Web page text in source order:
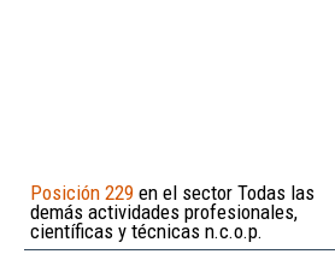
Posición 229 en el sector Todas las
demás actividades profesionales,
científicas y técnicas n.c.o.p.